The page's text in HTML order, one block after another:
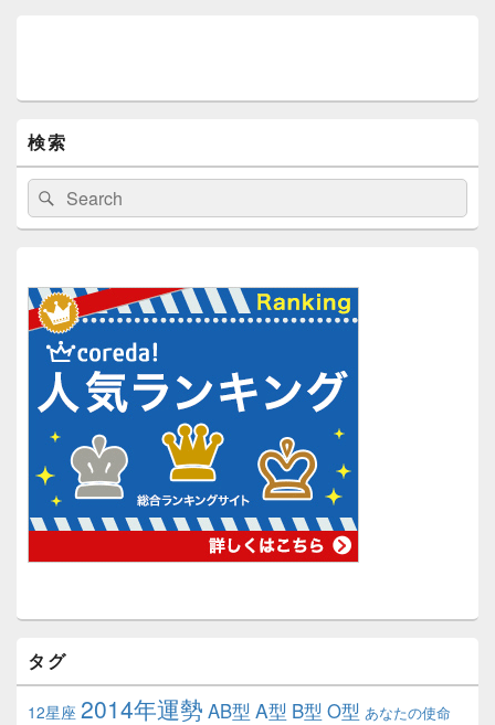
検索
検
索:
検
索
タグ
12星座 2014年運勢 AB型 A型 B型 O型 あなたの使命